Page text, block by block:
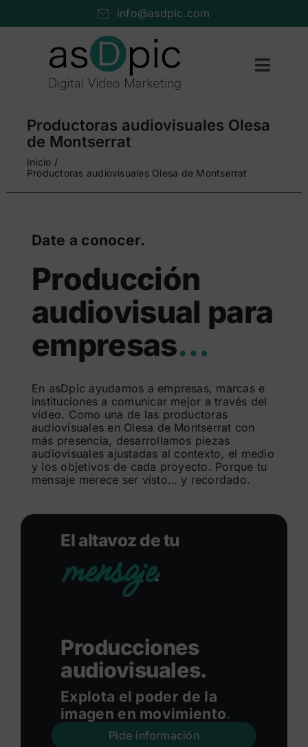
info@asdpic.com
Toggle
Producción audiovisual
Vídeo streaming
Portfolio
Nosotros
Buscar:
Productoras audiovisuales Olesa
de Montserrat
Inicio
Productoras audiovisuales Olesa de Montserrat
Date a conocer.
Producción
audiovisual para
empresas…
En asDpic ayudamos a empresas, marcas e
instituciones a comunicar mejor a través del
vídeo. Como una de las productoras
audiovisuales en Olesa de Montserrat con
más presencia, desarrollamos piezas
audiovisuales ajustadas al contexto, el medio
y los objetivos de cada proyecto. Porque tu
mensaje merece ser visto… y recordado.
El altavoz de tu
mensaje.
Producciones
audiovisuales.
Explota el poder de la
imagen en movimiento.
Pide información